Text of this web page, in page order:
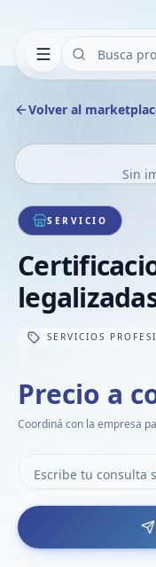
Volver al
Sin
SERVICIO
SERVICIOS
Precio a
Coordiná con la empresa